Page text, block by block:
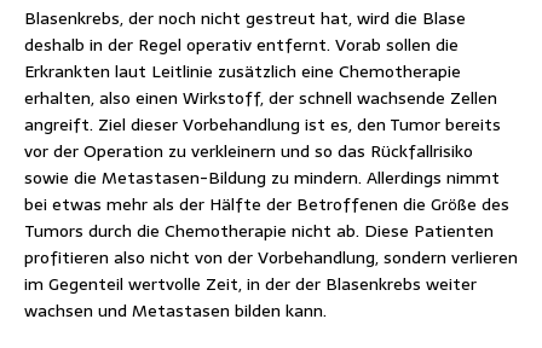
Blasenkrebs, der noch nicht gestreut hat, wird die Blase
deshalb in der Regel operativ entfernt. Vorab sollen die
Erkrankten laut Leitlinie zusätzlich eine Chemotherapie
erhalten, also einen Wirkstoff, der schnell wachsende Zellen
angreift. Ziel dieser Vorbehandlung ist es, den Tumor bereits
vor der Operation zu verkleinern und so das Rückfallrisiko
sowie die Metastasen-Bildung zu mindern. Allerdings nimmt
bei etwas mehr als der Hälfte der Betroffenen die Größe des
Tumors durch die Chemotherapie nicht ab. Diese Patienten
profitieren also nicht von der Vorbehandlung, sondern verlieren
im Gegenteil wertvolle Zeit, in der der Blasenkrebs weiter
wachsen und Metastasen bilden kann.